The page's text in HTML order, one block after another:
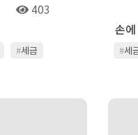
403
#세금
손
#세